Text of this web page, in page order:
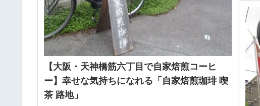
【大阪・天神橋筋六丁目で自家焙煎コーヒ
ー】幸せな気持ちになれる「自家焙煎珈琲 喫
茶 路地」